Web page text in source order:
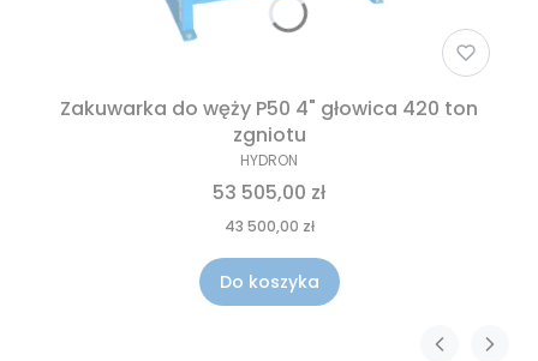
Zakuwarka do węży P50 4" głowica 420 ton
zgniotu
HYDRON
53 505,00 zł
43 500,00 zł
Do koszyka